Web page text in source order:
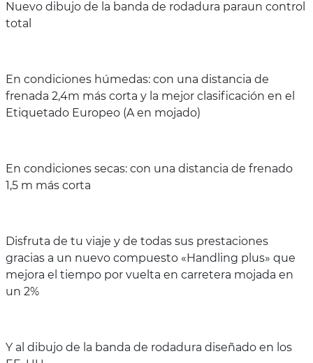
Nuevo dibujo de la banda de rodadura paraun control
total
En condiciones húmedas: con una distancia de
frenada 2,4m más corta y la mejor clasificación en el
Etiquetado Europeo (A en mojado)
En condiciones secas: con una distancia de frenado
1,5 m más corta
Disfruta de tu viaje y de todas sus prestaciones
gracias a un nuevo compuesto «Handling plus» que
mejora el tiempo por vuelta en carretera mojada en
un 2%
Y al dibujo de la banda de rodadura diseñado en los